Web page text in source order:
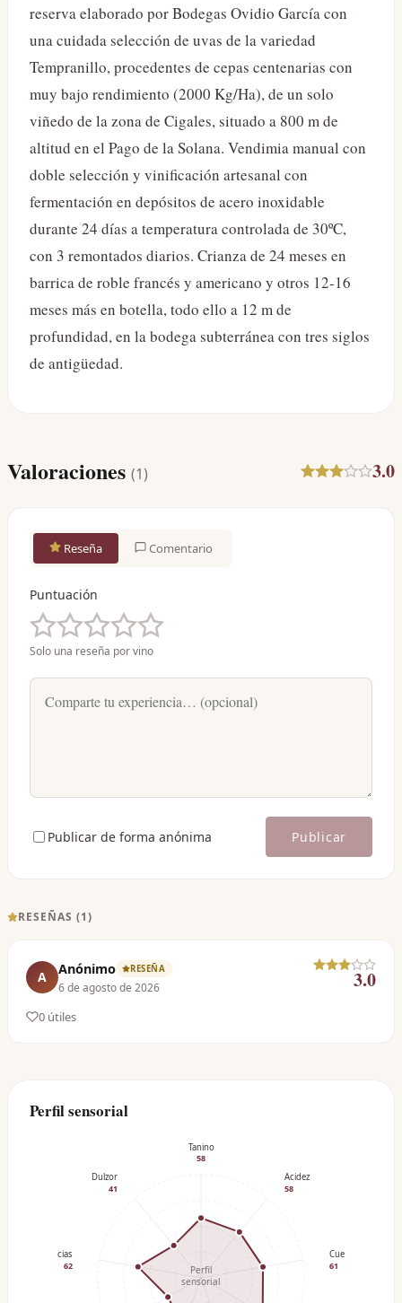
reserva elaborado por Bodegas Ovidio García con
una cuidada selección de uvas de la variedad
Tempranillo, procedentes de cepas centenarias con
muy bajo rendimiento (2000 Kg/Ha), de un solo
viñedo de la zona de Cigales, situado a 800 m de
altitud en el Pago de la Solana. Vendimia manual con
doble selección y vinificación artesanal con
fermentación en depósitos de acero inoxidable
durante 24 días a temperatura controlada de 30ºC,
con 3 remontados diarios. Crianza de 24 meses en
barrica de roble francés y americano y otros 12-16
meses más en botella, todo ello a 12 m de
profundidad, en la bodega subterránea con tres siglos
de antigüedad.
Valoraciones (1) 3.0
Reseña Comentario
Puntuación
Solo una reseña por vino
Publicar de forma anónima Publicar
RESEÑAS (1)
A Anónimo RESEÑA
6 de agosto de 2026 3.0
0 útiles
Perfil sensorial
Tanino
58
Acidez
58
Cuerpo
61
Especias
62
Dulzor
41
Perfil
sensorial